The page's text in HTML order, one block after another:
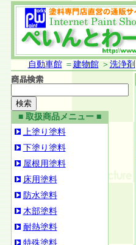
自動車館＝ 建物館＞ 洗浄剤
■ 取扱商品メニュー ■
上塗り塗料
下塗り塗料
屋根用塗料
床用塗料
防水塗料
木部塗料
耐熱塗料
特殊塗料